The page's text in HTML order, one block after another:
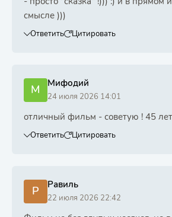
смысле )))
Ответить Цитировать
М Мифодий
24 июля 2026 14:01
отличный фильм - советую ! 45 лет
Ответить Цитировать
Р Равиль
22 июля 2026 22:42